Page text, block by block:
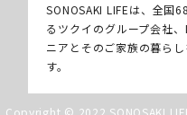
SONOSAKI LIFEは、全国
るツクイのグループ会社
ニアとそのご家族の暮ら
す。
Copyright © 2022 SONOSAKI